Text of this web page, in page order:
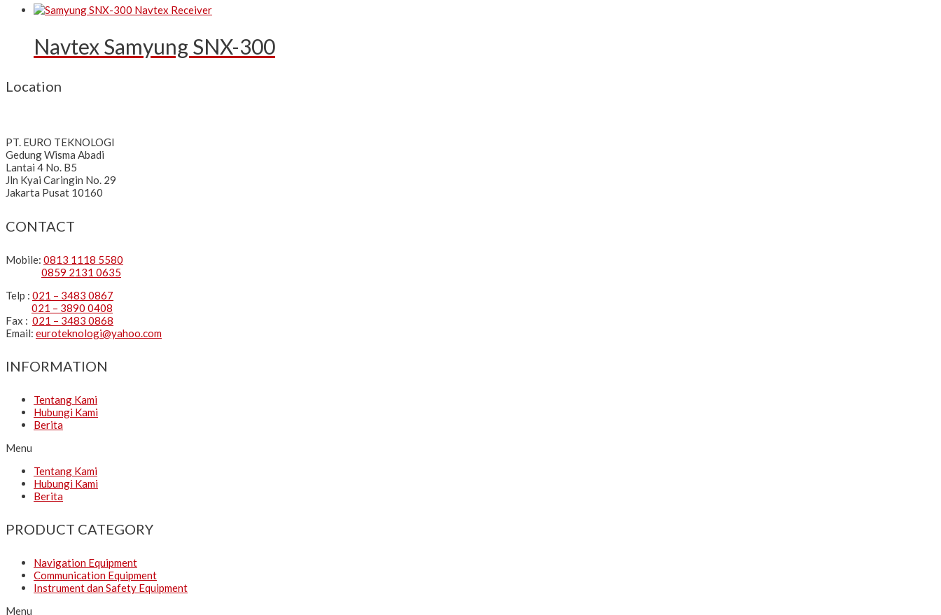
Navtex Samyung SNX-300
Location
PT. EURO TEKNOLOGI
Gedung Wisma Abadi
Lantai 4 No. B5
Jln Kyai Caringin No. 29
Jakarta Pusat 10160
CONTACT
Mobile: 0813 1118 5580
0859 2131 0635
Telp : 021 – 3483 0867
021 – 3890 0408
Fax : 021 – 3483 0868
Email: euroteknologi@yahoo.com
INFORMATION
Tentang Kami
Hubungi Kami
Berita
Menu
Tentang Kami
Hubungi Kami
Berita
PRODUCT CATEGORY
Navigation Equipment
Communication Equipment
Instrument dan Safety Equipment
Menu